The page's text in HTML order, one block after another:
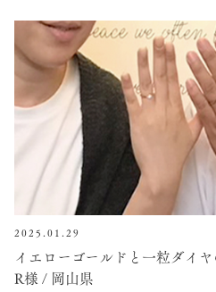
2025.01.29
イエローゴールドと一粒ダイヤのデザイ
R様 / 岡山県